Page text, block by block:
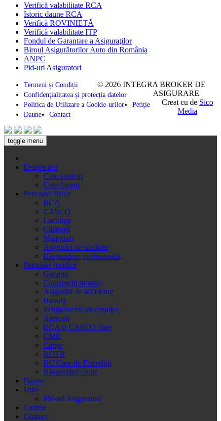
Verifică valabilitate RCA
Istoric daune RCA
Verifică ROVINIETĂ
Verifică valabilitate ITP
Fondul de Garantare a Asiguraţilor
Biroul Asigurătorilor Auto din România
ANPC
Pid-uri Asiguratori
Termeni și Condiții
Confidențialitatea și protecția datelor
Politica de Utilizare a Cookie-urilor
Petiție
Daune
Contact
© 2026 INTEGRA BROKER DE
ASIGURARE
Creat cu de Sico
Media
toggle menu
Despre noi
Cine suntem
Cum facem
Persoane fizice
RCA
CASCO
Locuinţe
Călătorii
Malpraxis
Asigurări de sănătate
Răspundere profesională
Persoane juridice
Garanţii
Construcţii montaj
Asigurări de accidente
Bunuri
Echipamente electronice
Agricole
RCA și CASCO flote
CMR
Cargo
ROTR
RC Case de Expediţii
Răspunderi civile
Daune
Utile
Pid-uri Asiguratori
Cariere
Contact